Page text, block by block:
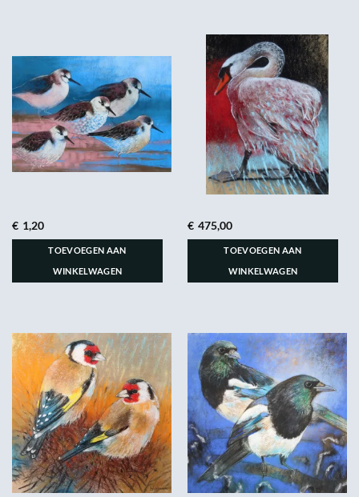
€ 1,20
TOEVOEGEN AAN
WINKELWAGEN
€ 475,00
TOEVOEGEN AAN
WINKELWAGEN